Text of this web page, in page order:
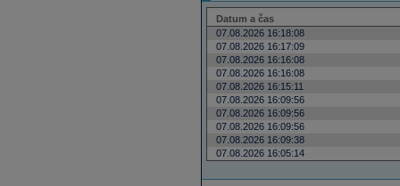
Datum a čas
07.08.2026 16:18:08
07.08.2026 16:17:09
07.08.2026 16:16:08
07.08.2026 16:16:08
07.08.2026 16:15:11
07.08.2026 16:09:56
07.08.2026 16:09:56
07.08.2026 16:09:56
07.08.2026 16:09:38
07.08.2026 16:05:14